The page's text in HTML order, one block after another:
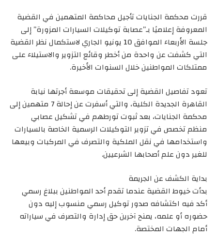
قررت محكمة الجنايات تأجيل محاكمة المتهمين في القضية
المعروفة إعلاميًا بـ”عصابة توكيلات السيارات المزورة” إلى
جلسة الأربعاء الموافق 10 يونيو الجاري لاستكمال نظر القضية
التي كشفت عن واحدة من أخطر وقائع التزوير والاستيلاء على
ممتلكات المواطنين خلال السنوات الأخيرة.
تعود تفاصيل القضية إلى تحقيقات موسعة أجرتها نيابة
القاهرة الجديدة الكلية، والتي أسفرت عن إحالة 7 متهمين إلى
محكمة الجنايات، بعد ثبوت تورطهم في تشكيل عصابي
منظم تخصص في تزوير التوكيلات الرسمية الخاصة بالسيارات
واستخدامها في نقل الملكية والتصرف في المركبات وبيعها
للغير دون علم أصحابها الشرعيين.
بداية الكشف عن الجريمة
بدأت خيوط القضية عندما تقدم أحد المواطنين ببلاغ رسمي
أكد فيه اكتشافه صدور توكيل رسمي منسوب إليه دون
حضوره أو علمه، يمنح آخرين حق إدارة والتصرف في سياراته
أمام الجهات المختصة.